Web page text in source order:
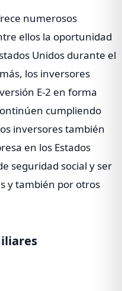
numerosos
ellos la oportunidad
Unidos durante el
los inversores
E-2 en forma
cumpliendo
inversores también
en los Estados
seguridad social y ser
y también por otros